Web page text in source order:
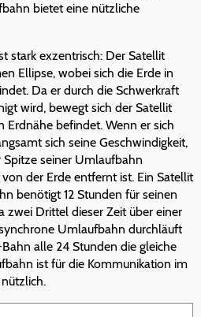
bietet eine nützliche
stark exzentrisch: Der Satellit
Ellipse, wobei sich die Erde in
Da er durch die Schwerkraft
wird, bewegt sich der Satellit
Erdnähe befindet. Wenn er sich
sich seine Geschwindigkeit,
seiner Umlaufbahn
der Erde entfernt ist. Ein Satellit
benötigt 12 Stunden für seinen
zwei Drittel dieser Zeit über einer
Umlaufbahn durchläuft
alle 24 Stunden die gleiche
ist für die Kommunikation im